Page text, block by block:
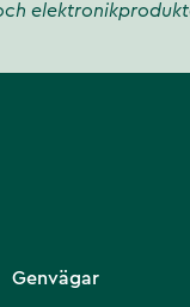
Genvägar